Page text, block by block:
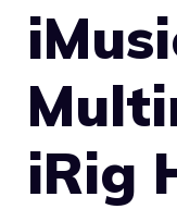
iRig